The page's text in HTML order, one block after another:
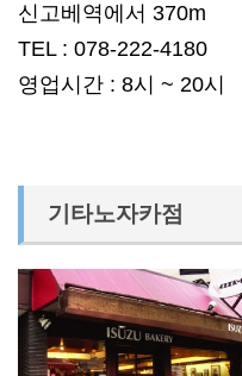
신고베역에서 370m
TEL : 078-222-4180
영업시간 : 8시 ~ 20시
기타노자카점